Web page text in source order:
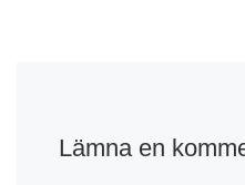
Lämna en